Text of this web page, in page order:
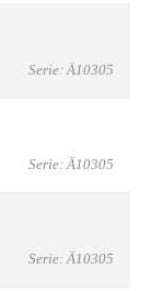
Serie: Ä10305
Serie: Ä10305
Serie: Ä10305